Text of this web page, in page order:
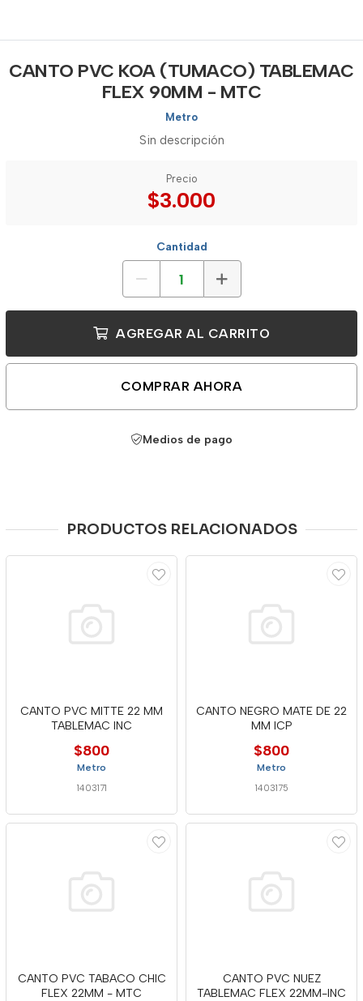
CANTO PVC KOA (TUMACO) TABLEMAC
FLEX 90MM - MTC
Metro
Sin descripción
Precio
$3.000
Cantidad
AGREGAR AL CARRITO
COMPRAR AHORA
Medios de pago
PRODUCTOS RELACIONADOS
CANTO PVC MITTE 22 MM
TABLEMAC INC
$800
Metro
1403171
CANTO NEGRO MATE DE 22
MM ICP
$800
Metro
1403175
CANTO PVC TABACO CHIC
FLEX 22MM - MTC
CANTO PVC NUEZ
TABLEMAC FLEX 22MM-INC